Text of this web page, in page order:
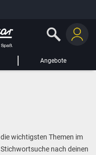
Angebote
GAST,
weitergeleitet.
wichtigsten Themen im
nach deinen